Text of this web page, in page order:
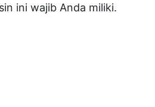
m
ini wajib Anda miliki.